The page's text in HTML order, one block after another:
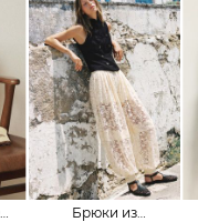
Брюки из